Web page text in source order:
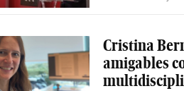
Cristina
amigables